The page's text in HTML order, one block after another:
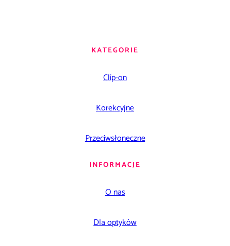
KATEGORIE
Clip-on
Korekcyjne
Przeciwsłoneczne
INFORMACJE
O nas
Dla optyków